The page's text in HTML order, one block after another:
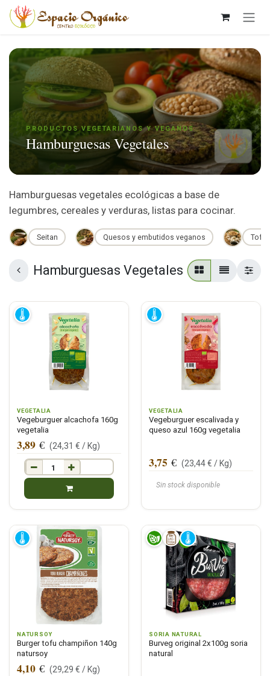
Ir al contenido
PRODUCTOS VEGETARIANOS Y VEGANOS
Hamburguesas Vegetales
Hamburguesas vegetales ecológicas a base de
legumbres, cereales y verduras, listas para cocinar.
Seitan Quesos y embutidos veganos Tofu
Hamburguesas Vegetales
VEGETALIA
Vegeburguer alcachofa 160g
vegetalia
3,89 € (24,31 € / Kg)
VEGETALIA
Vegeburguer escalivada y
queso azul 160g vegetalia
Sin stock disponible
3,75 € (23,44€ / Kg)
NATURSOY
Burger tofu champiñon 140g
natursoy
4,10 € (29,29 € / Kg)
SORIA NATURAL
Burveg original 2x100g soria
natural